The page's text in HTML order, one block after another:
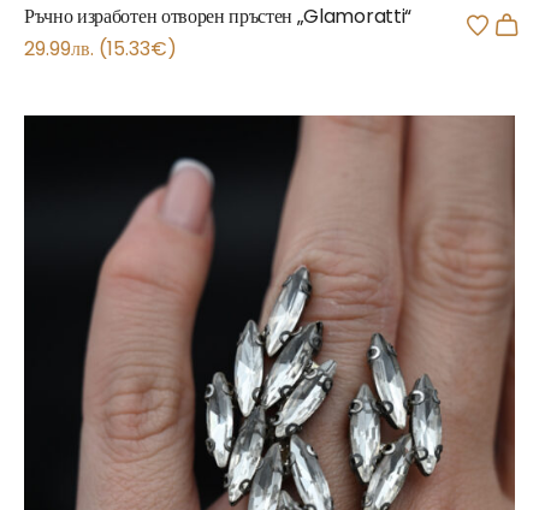
Ръчно изработен отворен пръстен „Glamoratti“
29.99лв. (15.33€)